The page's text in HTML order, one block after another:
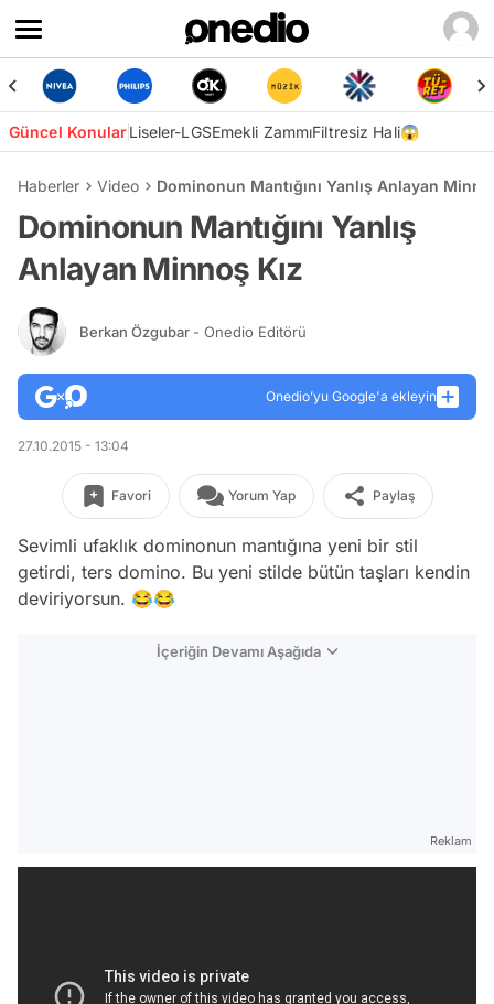
Güncel KonularLiseler-LGSEmekli ZammıFiltresiz Hali😱
Haberler Video Dominonun Mantığını Yanlış Anlayan
Dominonun Mantığını Yanlış
Anlayan Minnoş Kız
Berkan Özgubar - Onedio Editörü
Onedio’yu Google'a ekleyin
27.10.2015 - 13:04
Favori Yorum Yap Paylaş
Sevimli ufaklık dominonun mantığına yeni bir stil
getirdi, ters domino. Bu yeni stilde bütün taşları kendin
deviriyorsun. 😂😂
İçeriğin Devamı Aşağıda
Reklam